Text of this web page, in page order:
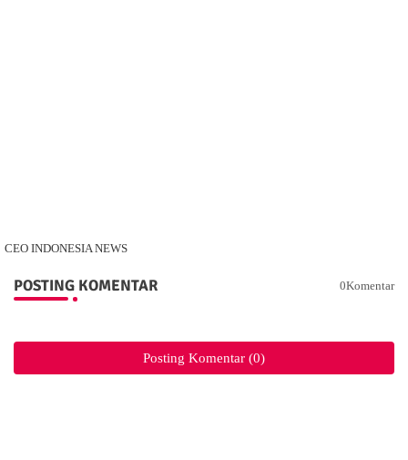
CEO INDONESIA NEWS
POSTING KOMENTAR 0Komentar
Posting Komentar (0)